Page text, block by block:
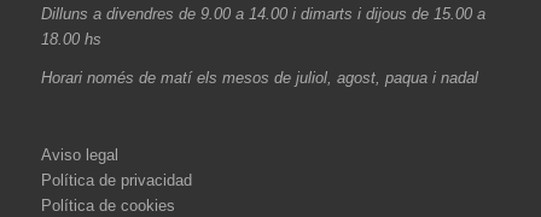
Dilluns a divendres de 9.00 a 14.00 i dimarts i dijous de 15.00 a
18.00 hs
Horari només de matí els mesos de juliol, agost, paqua i nadal
Aviso legal
Política de privacidad
Política de cookies